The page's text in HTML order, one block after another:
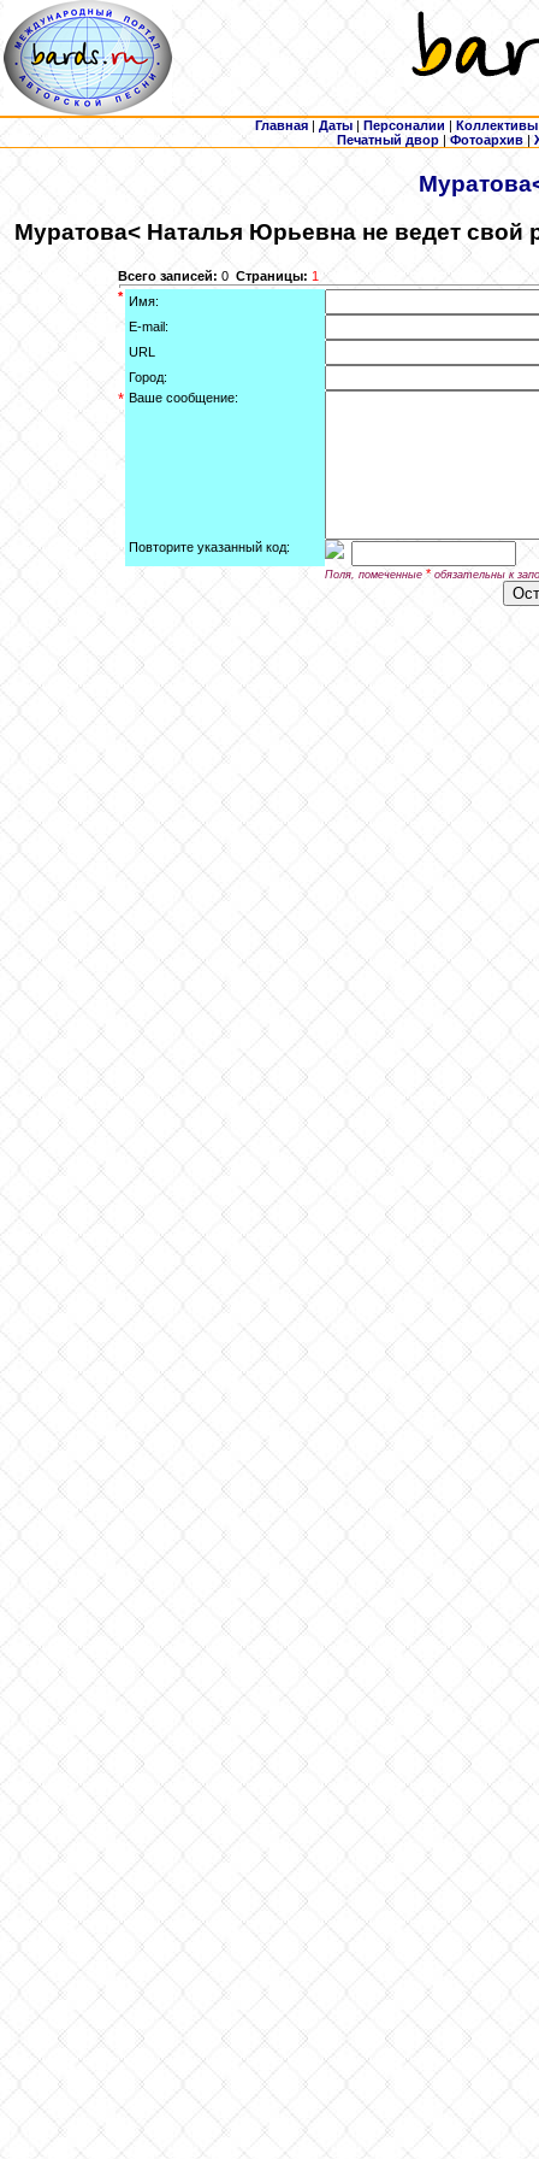
Главная | Даты | Персоналии | Коллективы
Печатный двор |Фотоархив |
Муратова
Муратова< Наталья Юрьевна не ведет
Всего записей: 0 Страницы: 1
* Имя:
E-mail:
URL
Город:
* Ваше сообщение:
Повторите указанный код:
Поля, помеченные * обязательны к